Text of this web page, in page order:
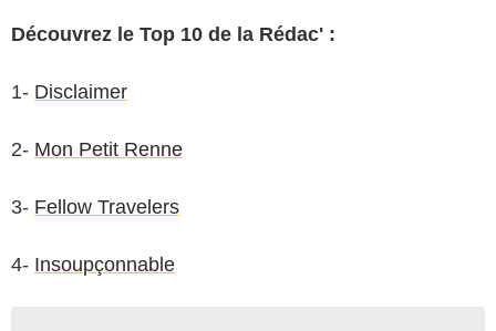
Découvrez le Top 10 de la Rédac' :
1- Disclaimer
2- Mon Petit Renne
3- Fellow Travelers
4- Insoupçonnable